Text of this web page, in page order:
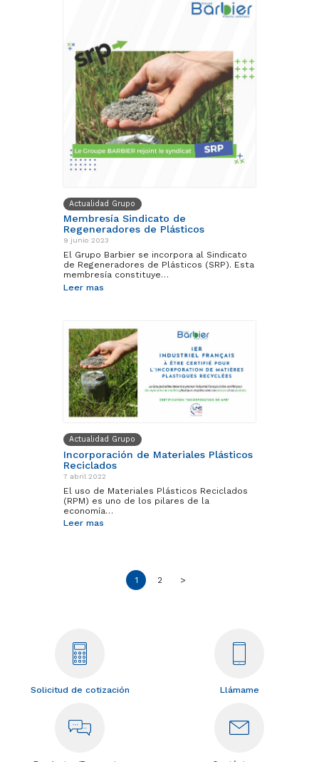
Actualidad Grupo
Membresía Sindicato de
Regeneradores de Plásticos
9 junio 2023
El Grupo Barbier se incorpora al Sindicato
de Regeneradores de Plásticos (SRP). Esta
membresía constituye…
Leer mas
Actualidad Grupo
Incorporación de Materiales Plásticos
Reciclados
7 abril 2022
El uso de Materiales Plásticos Reciclados
(RPM) es uno de los pilares de la
economía…
Leer mas
1 2 >
Solicitud de cotización Llámame